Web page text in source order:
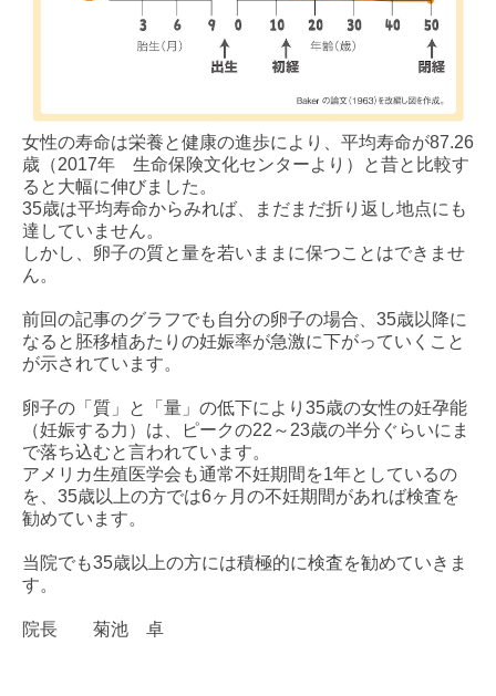
女性の寿命は栄養と健康の進歩により、平均寿命が87.26
歳（2017年 生命保険文化センターより）と昔と比較す
ると大幅に伸びました。
35歳は平均寿命からみれば、まだまだ折り返し地点にも
達していません。
しかし、卵子の質と量を若いままに保つことはできませ
ん。
前回の記事のグラフでも自分の卵子の場合、35歳以降に
なると胚移植あたりの妊娠率が急激に下がっていくこと
が示されています。
卵子の「質」と「量」の低下により35歳の女性の妊孕能
（妊娠する力）は、ピークの22～23歳の半分ぐらいにま
で落ち込むと言われています。
アメリカ生殖医学会も通常不妊期間を1年としているの
を、35歳以上の方では6ヶ月の不妊期間があれば検査を
勧めています。
当院でも35歳以上の方には積極的に検査を勧めていきま
す。
院長 菊池 卓